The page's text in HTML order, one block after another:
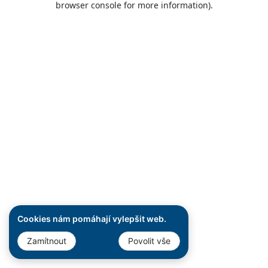
Cookies nám pomáhají vylepšit web.
Zamítnout Povolit vše
browser console for more information).